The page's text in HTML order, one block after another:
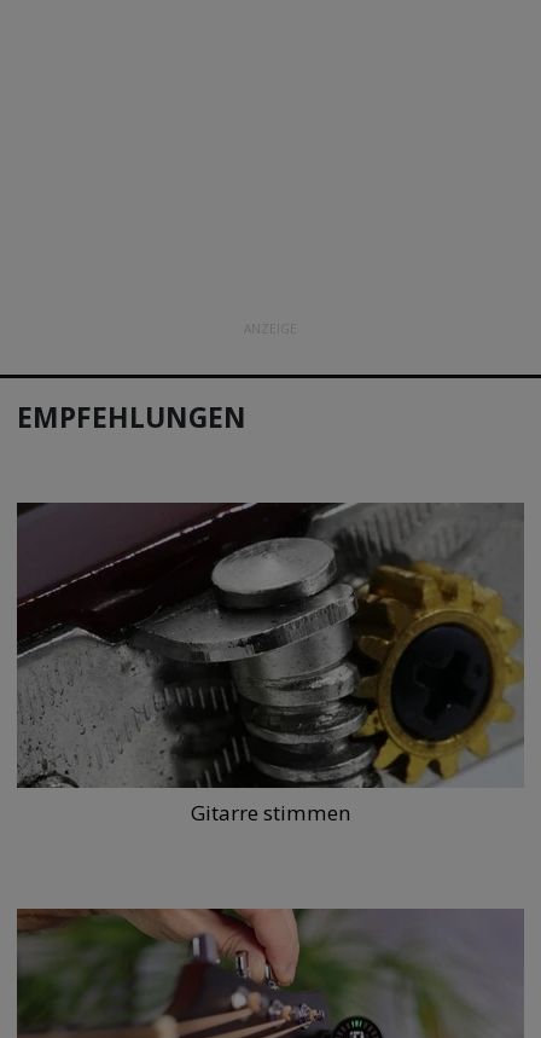
ANZEIGE
EMPFEHLUNGEN
Gitarre stimmen